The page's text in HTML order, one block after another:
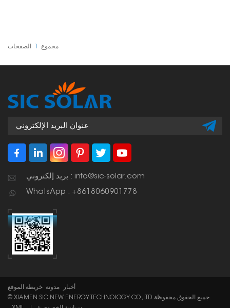
انزلاق الثلج.
مجموع الصفحات
بريد إلكتروني : info@sic-solar.com
WhatsApp : +8618060901778
خريطة الموقع مدونة
أخبار
© XIAMEN SIC NEW ENERGY TECHNOLOGY CO.,LTD. جميع الحقوق محفوظة.